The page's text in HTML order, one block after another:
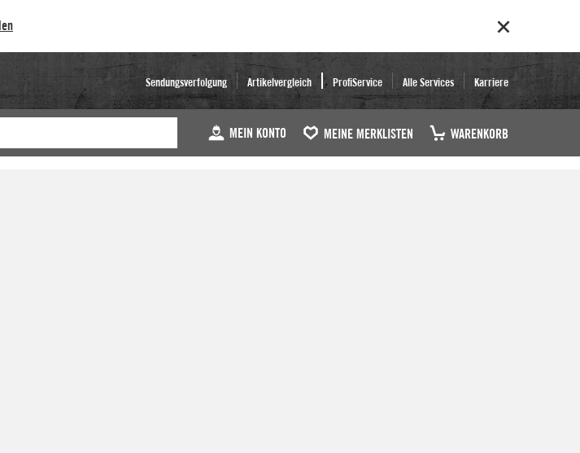
Sendungsverfolgung Artikelvergleich ProfiService Alle Services Karriere
MEIN KONTO MEINE MERKLISTEN WARENKORB